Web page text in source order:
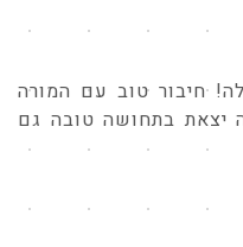
חיבור טוב עם המורה
יצאת בתחושה טובה גם